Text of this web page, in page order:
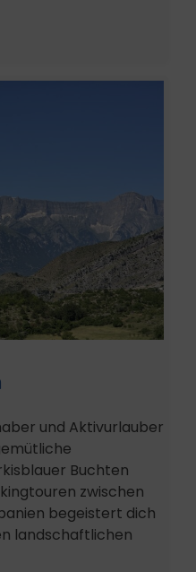
und Aktivurlauber
Buchten
zwischen
begeistert dich
landschaftlichen